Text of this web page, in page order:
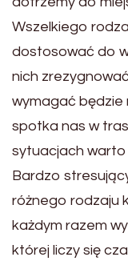
Wszelkiego
dostosować do
nich
wymagać będzie
spotka nas w
sytuacjach
Bardzo
różnego rodzaju
każdym razem
której liczy się